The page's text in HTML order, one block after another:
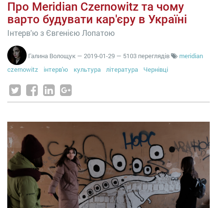
Про Meridian Czernowitz та чому
варто будувати кар'єру в Україні
Інтерв'ю з Євгенією Лопатою
Галина Волощук — 2019-01-29 — 5103 переглядів
meridian
czernowitz
інтерв'ю культура література Чернівці